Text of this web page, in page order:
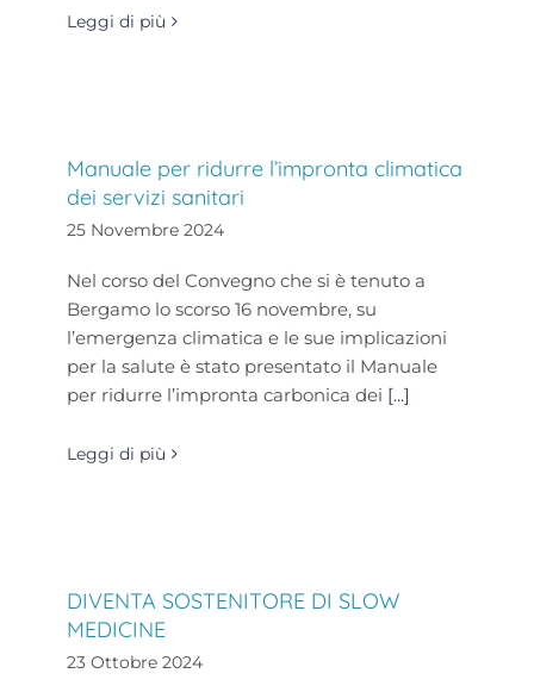
Leggi di più
Manuale per ridurre l’impronta climatica
dei servizi sanitari
25 Novembre 2024
Nel corso del Convegno che si è tenuto a
Bergamo lo scorso 16 novembre, su
l’emergenza climatica e le sue implicazioni
per la salute è stato presentato il Manuale
per ridurre l’impronta carbonica dei [...]
Leggi di più
DIVENTA SOSTENITORE DI SLOW
MEDICINE
23 Ottobre 2024